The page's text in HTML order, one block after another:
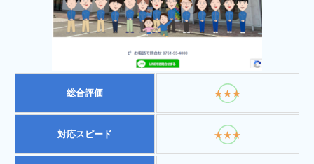
総合評価 ★★★
対応スピード ★★★